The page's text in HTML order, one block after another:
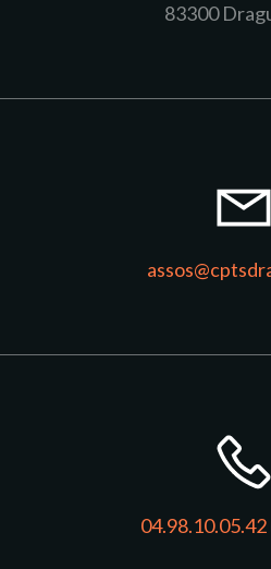
83300
04.98.10.05.42